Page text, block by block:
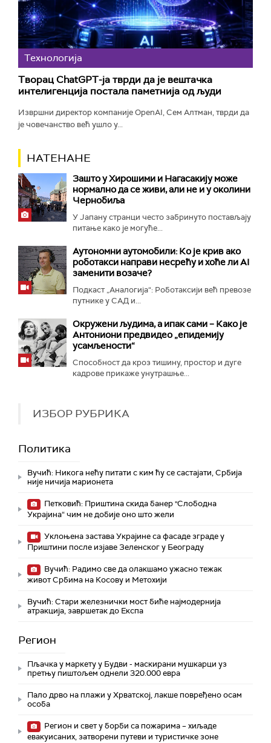
Технологијa
Творац ChatGPT-ја тврди да је вештачка
интелигенција постала паметнија од људи
Извршни директор компаније OpenAI, Сем Алтман, тврди да
је човечанство већ ушло у...
НАТЕНАНЕ
Зашто у Хирошими и Нагасакију може
нормално да се живи, али не и у околини
Чернобиља
У Јапану странци често забринуто постављају
питање како је могуће...
Аутономни аутомобили: Ко је крив ако
роботакси направи несрећу и хоће ли AI
заменити возаче?
Подкаст „Аналогија“: Роботаксији већ превозе
путнике у САД и...
Окружени људима, а ипак сами – Како је
Антониони предвидео „епидемију
усамљености“
Способност да кроз тишину, простор и дуге
кадрове прикаже унутрашње...
ИЗБОР РУБРИКА
Политика
Вучић: Никога нећу питати с ким ћу се састајати, Србија
није ничија марионета
Петковић: Приштина скида банер "Слободна
Украјина“ чим не добије оно што жели
Уклоњена застава Украјине са фасаде зграде у
Приштини после изјаве Зеленског у Београду
Вучић: Радимо све да олакшамо ужасно тежак
живот Србима на Косову и Метохији
Вучић: Стари железнички мост биће најмодернија
атракција, завршетак до Експа
Регион
Пљачка у маркету у Будви - маскирани мушкарци уз
претњу пиштољем однели 320.000 евра
Пало дрво на плажи у Хрватској, лакше повређено осам
особа
Регион и свет у борби са пожарима – хиљаде
евакуисаних, затворени путеви и туристичке зоне